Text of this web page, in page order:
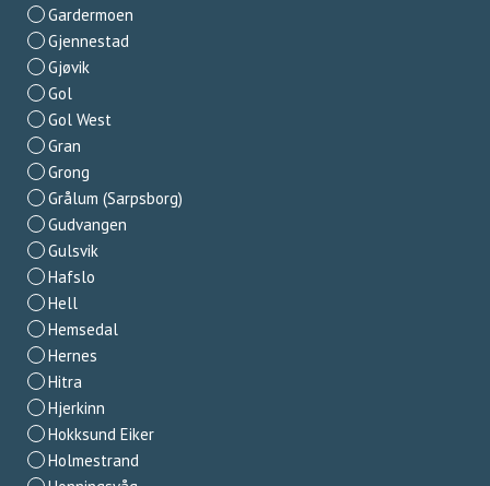
Gardermoen
Gjennestad
Gjøvik
Gol
Gol West
Gran
Grong
Grålum (Sarpsborg)
Gudvangen
Gulsvik
Hafslo
Hell
Hemsedal
Hernes
Hitra
Hjerkinn
Hokksund Eiker
Holmestrand